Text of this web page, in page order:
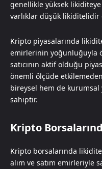
genellikle yüksek
varlıklar düşük likiditelidir
Kripto piyasalarında
emirlerinin yoğunluğuyla
satıcının aktif olduğu
önemli ölçüde
bireysel hem de kurumsal
sahiptir.
Kripto
Kripto borsalarında
alım ve satım emirleriyle